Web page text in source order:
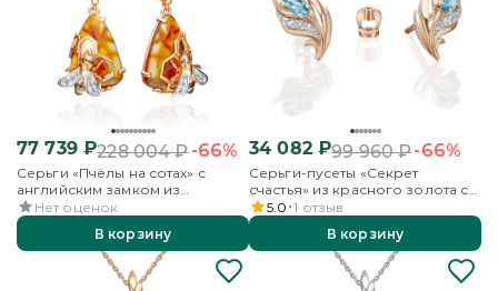
77 739₽228 004₽-66%
Серьги «Пчёлы на сотах» с
английским замком из
красного золота с янтарём и
бесцветными топазами
Нет оценок
В корзину
34 082₽99 960₽-66%
Серьги-пусеты «Секрет
счастья» из красного золота с
топазом и бесцветными
топазами
5.0 1 отзыв
В корзину